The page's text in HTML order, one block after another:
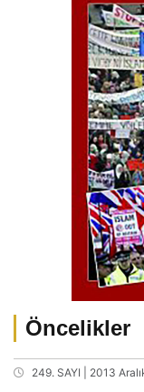
Öncelikler
249. SAYI | 2013